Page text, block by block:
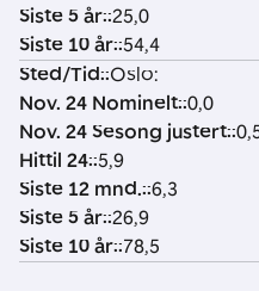
Siste 5 år::25,0
Siste 10 år::54,4
Sted/Tid::Oslo:
Nov. 24 Nominelt::0,0
Nov. 24 Sesong justert::
Hittil 24::5,9
Siste 12 mnd.::6,3
Siste 5 år::26,9
Siste 10 år::78,5